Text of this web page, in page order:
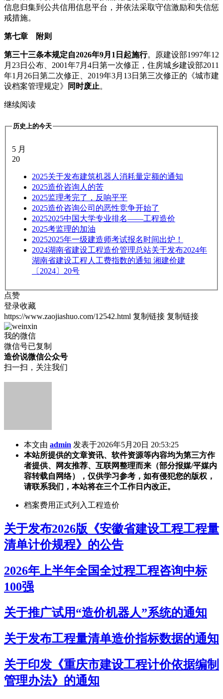
信息归集到公共信用信息平台，并依法采取守信激励和失信惩
戒措施。
第七章 附则
第三十三条本规定自2026年9月1日起施行。原建设部1997年12
月23日公布、2001年7月4日第一次修正，住房城乡建设部2011
年1月26日第二次修正、2019年3月13日第三次修正的《城市建
设档案管理规定》
同时废止。
继续阅读
历史上的今天
5 月
20
2025关于发布建筑机器人消耗量定额的通知
2025造价咨询人的苦
2025监理考完了，反响平平
2025造价咨询公司的恶性竞争开始了
20252025中国大学专业排名——工程造价
2025考监理的加油
20252025年一级建造师考试报名时间出炉！
2024湖南省建设工程造价管理总站关于发布2024年
湖南省建设工程人工费指数的通知 湘建价建
〔2024〕20号
点赞
登录收藏
https://www.zaojiashuo.com/12542.html 复制链接 复制链接
我的微信
微信号已复制
造价说微信公众号
扫一扫，关注我们
本文由 admin 发表于2026年5月20日 20:53:25
本站所提供的文章资讯、软件资源等内容均为第三方作
者提供、网友推荐、互联网整理而来（部分报媒/平媒内
容转载自网络），仅供学习参考，如有侵犯您的版权，
请联系我们，本站将在三个工作日内改正。
档案费用正式列入工程造价
关于发布2026版《安徽省建设工程工程量
清单计价规程》的公告
2026年上半年全国全过程工程咨询中标
100强
关于推广试用“造价机器人”系统的通知
关于发布工程量清单造价指标数据的通知
关于印发《重庆市建设工程计价依据编制
管理办法》的通知